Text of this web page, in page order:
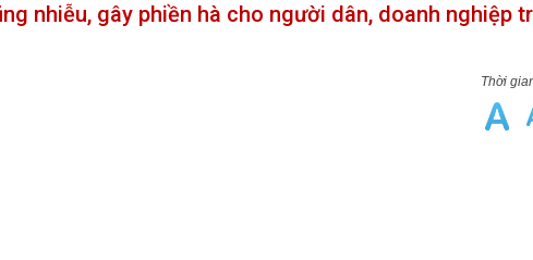
nhiễu, gây phiền hà cho người dân, doanh nghiệp